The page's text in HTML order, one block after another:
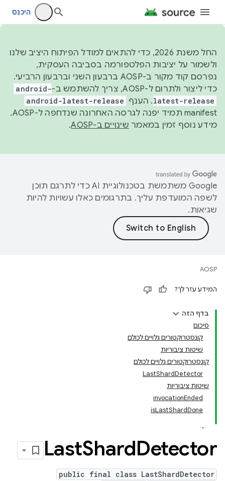
היכנס
החל משנת 2026, כדי להתאים למודל הפיתוח היציב שלנו
ולשמור על יציבות הפלטפורמה בסביבה העסקית,
נפרסם קוד מקור ב-AOSP ברבעון השני וברבעון הרביעי.
כדי ליצור ולתרום ל-AOSP, צריך להשתמש ב-
android-
latest-release. הענף android-latest-release
manifest תמיד יפנה לגרסה האחרונה שנדחפה ל-AOSP.
מידע נוסף זמין במאמר שינויים ב-AOSP .
‫Google משתמשת בטכנולוגיית AI כדי לתרגם תוכן
לשפה המועדפת עליך. בתרגומים כאלו עשויות להיות
שגיאות.
AOSP
המידע עזר לך?
בדף הזה
סיכום
קונסטרוקטורים גלויים לכולם
שיטות ציבוריות
קונסטרוקטורים גלויים לכולם
LastShardDetector
שיטות ציבוריות
invocationEnded
isLastShardDone
LastShardDetector
public final class LastShardDetector